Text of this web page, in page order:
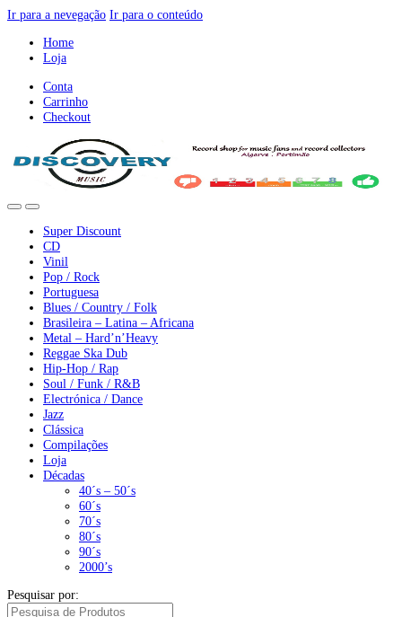
Ir para a nevegação Ir para o conteúdo
Home
Loja
Conta
Carrinho
Checkout
Super Discount
CD
Vinil
Pop / Rock
Portuguesa
Blues / Country / Folk
Brasileira – Latina – Africana
Metal – Hard’n’Heavy
Reggae Ska Dub
Hip-Hop / Rap
Soul / Funk / R&B
Electrónica / Dance
Jazz
Clássica
Compilações
Loja
Décadas
40´s – 50´s
60´s
70´s
80´s
90´s
2000’s
Pesquisar por: